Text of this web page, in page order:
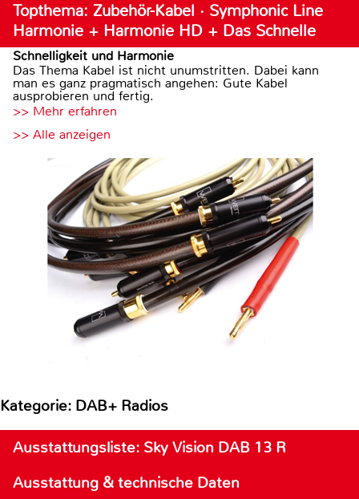
Topthema: Zubehör-Kabel · Symphonic Line
Harmonie + Harmonie HD + Das Schnelle
Schnelligkeit und Harmonie
Das Thema Kabel ist nicht unumstritten. Dabei kann
man es ganz pragmatisch angehen: Gute Kabel
ausprobieren und fertig.
>> Mehr erfahren
>> Alle anzeigen
Kategorie: DAB+ Radios
Ausstattungsliste: Sky Vision DAB 13 R
Ausstattung & technische Daten